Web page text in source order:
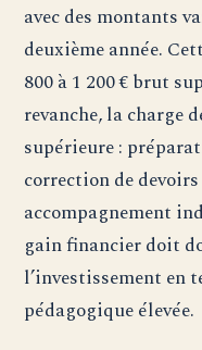
avec des montants
deuxième année.
800 à 1 200 € brut
revanche, la charge
supérieure :
correction de
accompagnement
gain financier doit
l’investissement en
pédagogique élevée.